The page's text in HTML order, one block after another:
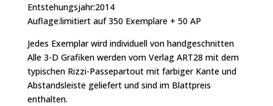
Entstehungsjahr:2014
Auflage:limitiert auf 350 Exemplare + 50 AP
Jedes Exemplar wird individuell von handgeschnitten
Alle 3-D Grafiken werden vom Verlag ART28 mit dem
typischen Rizzi-Passepartout mit farbiger Kante und
Abstandsleiste geliefert und sind im Blattpreis
enthalten.